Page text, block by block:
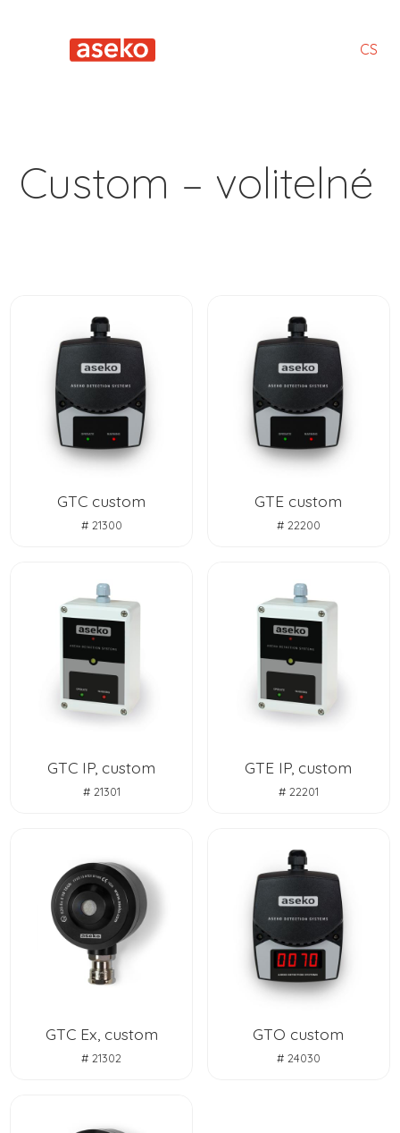
CS
Custom – volitelné
GTC custom
# 21300
GTE custom
# 22200
GTC IP, custom
# 21301
GTE IP, custom
# 22201
GTC Ex, custom
# 21302
GTO custom
# 24030